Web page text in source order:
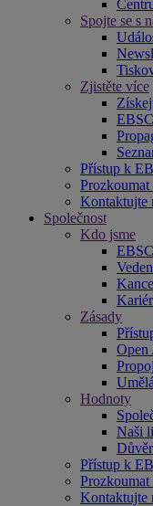
Spojte se s
Zjistěte více
Přístup k
Kontaktujte
Společnost
Kdo jsme
Zásady
Open
Hodnoty
Naši
Přístup k
Kontaktujte